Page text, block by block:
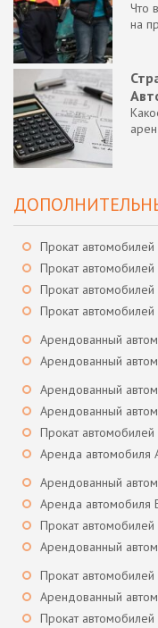
Что
на
Прокат автомобилей
Прокат автомобилей
Прокат
Прокат
Арендованный
Арендованный
Арендованный
Арендованный
Прокат
Аренда автомобиля
Арендованный
Аренда автомобиля
Прокат автомобилей
Арендованный
Прокат
Арендованный
Прокат